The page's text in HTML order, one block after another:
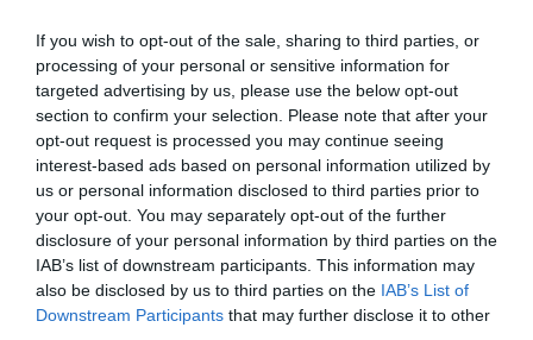
If you wish to opt-out of the sale, sharing to third parties, or
processing of your personal or sensitive information for
targeted advertising by us, please use the below opt-out
section to confirm your selection. Please note that after your
opt-out request is processed you may continue seeing
interest-based ads based on personal information utilized by
us or personal information disclosed to third parties prior to
your opt-out. You may separately opt-out of the further
disclosure of your personal information by third parties on the
IAB’s list of downstream participants. This information may
also be disclosed by us to third parties on the IAB’s List of
Downstream Participants that may further disclose it to other
(Στέιτ Ντιπάρτμεντ) να στηρίξει τις προσπάθειες
από το ΟΗΕ για να μπορέσουμε να συνεχίσουν τις
διαπραγματεύσεις στη βάση του Κραν Μοντανά
του 2017.
Είναι κάτι το οποίο είναι πολύ σημαντικό όχι μόνο
για τις ελληνοτουρκικές και τις ευρωτουρκικές
σχέσεις, αλλά και για τις σχέσεις μεταξύ Αμερικής
και Ελλάδας. Πολύ απλά δεν μπορούμε να συζητάμε
για μια διεύρυνση της συνεργασίας εάν δεν